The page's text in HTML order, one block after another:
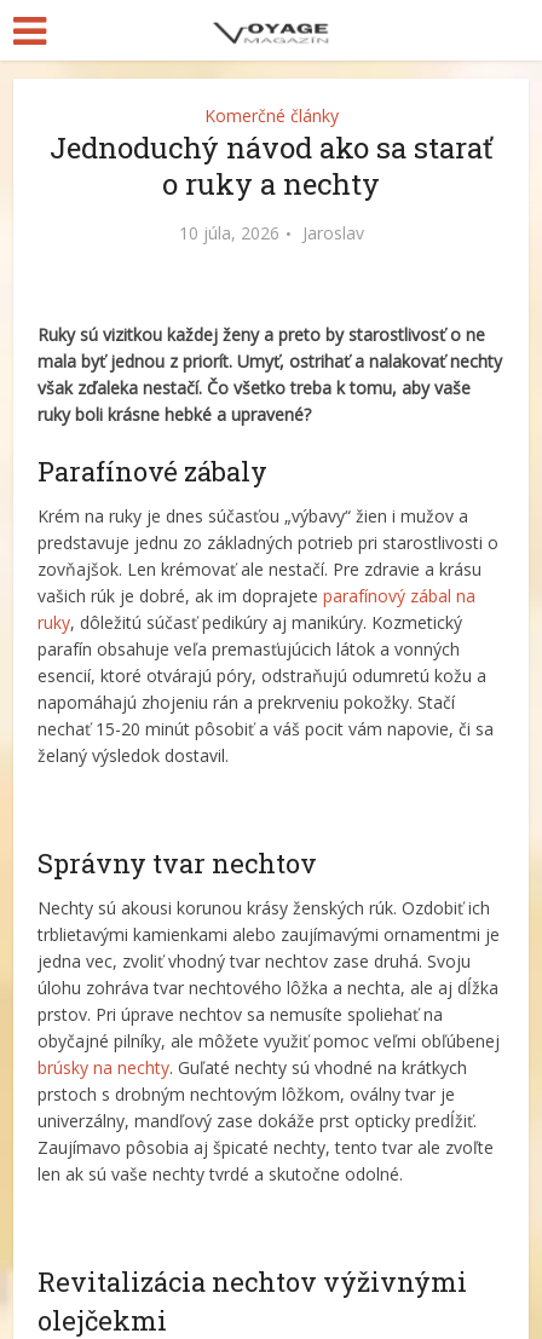
Komerčné články
Jednoduchý návod ako sa starať
o ruky a nechty
10 júla, 2026 Jaroslav
Ruky sú vizitkou každej ženy a preto by starostlivosť o ne
mala byť jednou z priorít. Umyť, ostrihať a nalakovať nechty
však zďaleka nestačí. Čo všetko treba k tomu, aby vaše
ruky boli krásne hebké a upravené?
Parafínové zábaly
Krém na ruky je dnes súčasťou „výbavy“ žien i mužov a
predstavuje jednu zo základných potrieb pri starostlivosti o
zovňajšok. Len krémovať ale nestačí. Pre zdravie a krásu
vašich rúk je dobré, ak im doprajeteparafínový zábal na
ruky, dôležitú súčasť pedikúry aj manikúry. Kozmetický
parafín obsahuje veľa premasťujúcich látok a vonných
esencií, ktoré otvárajú póry, odstraňujú odumretú kožu a
napomáhajú zhojeniu rán a prekrveniu pokožky. Stačí
nechať 15-20 minút pôsobiť a váš pocit vám napovie, či sa
želaný výsledok dostavil.
Správny tvar nechtov
Nechty sú akousi korunou krásy ženských rúk. Ozdobiť ich
trblietavými kamienkami alebo zaujímavými ornamentmi je
jedna vec, zvoliť vhodný tvar nechtov zase druhá. Svoju
úlohu zohráva tvar nechtového lôžka a nechta, ale aj dĺžka
prstov. Pri úprave nechtov sa nemusíte spoliehať na
obyčajné pilníky, ale môžete využiť pomoc veľmi obľúbenej
brúsky na nechty. Guľaté nechty sú vhodné na krátkych
prstoch s drobným nechtovým lôžkom, oválny tvar je
univerzálny, mandľový zase dokáže prst opticky predĺžiť.
Zaujímavo pôsobia aj špicaté nechty, tento tvar ale zvoľte
len ak sú vaše nechty tvrdé a skutočne odolné.
Revitalizácia nechtov výživnými
olejčekmi